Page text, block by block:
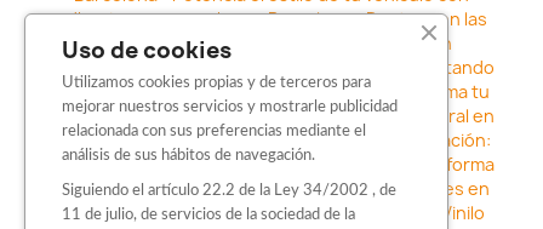
adhesivos para coche en Barcelona-Destaca en las
calles: Los Mejores stickers para coches en
Vinilo para faros en Barcelona: Resaltando
la Estética y Seguridad del Automóvil- Transforma tu
vehículo con los vinilos fundidos rotulación integral en
Barcelona-Explora la Innovación en Personalización:
Vinilo líquido barbarroja dip en Barcelona
Transforma
tu vehículo con estilo: Kits adhesivos para coches en
Barcelona-Personaliza tu vehículo con estilo: Vinilo
Uso de cookies
Utilizamos cookies propias y de terceros para
mejorar nuestros servicios y mostrarle publicidad
relacionada con sus preferencias mediante el
análisis de sus hábitos de navegación.
Siguiendo el artículo 22.2 de la Ley 34/2002 , de
11 de julio, de servicios de la sociedad de la